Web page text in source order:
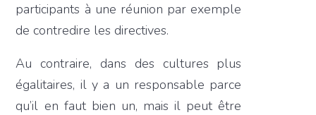
participants à une réunion par exemple
de contredire les directives.
Au contraire, dans des cultures plus
égalitaires, il y a un responsable parce
qu’il en faut bien un, mais il peut être